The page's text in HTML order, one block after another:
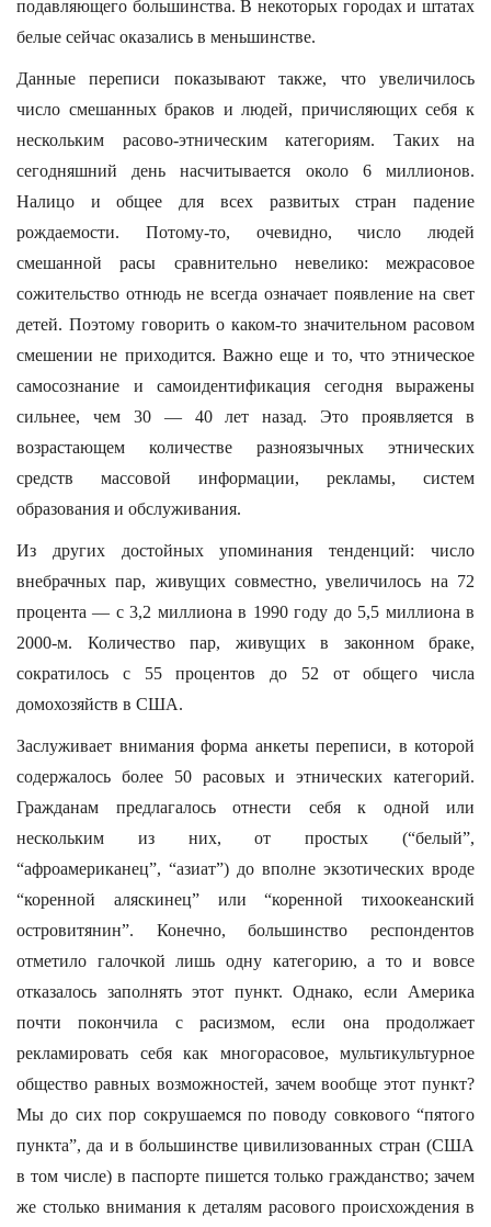
подавляющего большинства. В некоторых городах и штатах
белые сейчас оказались в меньшинстве.
Данные переписи показывают также, что увеличилось
число смешанных браков и людей, причисляющих себя к
нескольким расово-этническим категориям. Таких на
сегодняшний день насчитывается около 6 миллионов.
Налицо и общее для всех развитых стран падение
рождаемости. Потому-то, очевидно, число людей
смешанной расы сравнительно невелико: межрасовое
сожительство отнюдь не всегда означает появление на свет
детей. Поэтому говорить о каком-то значительном расовом
смешении не приходится. Важно еще и то, что этническое
самосознание и самоидентификация сегодня выражены
сильнее, чем 30 — 40 лет назад. Это проявляется в
возрастающем количестве разноязычных этнических
средств массовой информации, рекламы, систем
образования и обслуживания.
Из других достойных упоминания тенденций: число
внебрачных пар, живущих совместно, увеличилось на 72
процента — с 3,2 миллиона в 1990 году до 5,5 миллиона в
2000-м. Количество пар, живущих в законном браке,
сократилось с 55 процентов до 52 от общего числа
домохозяйств в США.
Заслуживает внимания форма анкеты переписи, в которой
содержалось более 50 расовых и этнических категорий.
Гражданам предлагалось отнести себя к одной или
нескольким из них, от простых (“белый”,
“афроамериканец”, “азиат”) до вполне экзотических вроде
“коренной аляскинец” или “коренной тихоокеанский
островитянин”. Конечно, большинство респондентов
отметило галочкой лишь одну категорию, а то и вовсе
отказалось заполнять этот пункт. Однако, если Америка
почти покончила с расизмом, если она продолжает
рекламировать себя как многорасовое, мультикультурное
общество равных возможностей, зачем вообще этот пункт?
Мы до сих пор сокрушаемся по поводу совкового “пятого
пункта”, да и в большинстве цивилизованных стран (США
в том числе) в паспорте пишется только гражданство; зачем
же столько внимания к деталям расового происхождения в